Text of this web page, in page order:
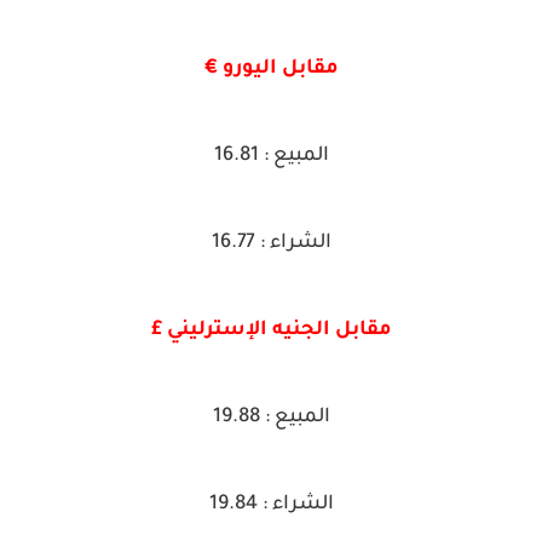
مقابل اليورو €
المبيع : 16.81
الشراء : 16.77
مقابل الجنيه الإسترليني £
المبيع : 19.88
الشراء : 19.84